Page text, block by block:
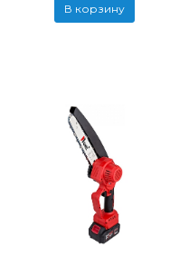
В корзину